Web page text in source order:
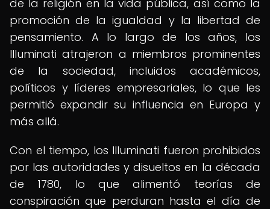
de la religión en la vida pública, así como la
promoción de la igualdad y la libertad de
pensamiento. A lo largo de los años, los
Illuminati atrajeron a miembros prominentes
de la sociedad, incluidos académicos,
políticos y líderes empresariales, lo que les
permitió expandir su influencia en Europa y
más allá.
Con el tiempo, los Illuminati fueron prohibidos
por las autoridades y disueltos en la década
de 1780, lo que alimentó teorías de
conspiración que perduran hasta el día de